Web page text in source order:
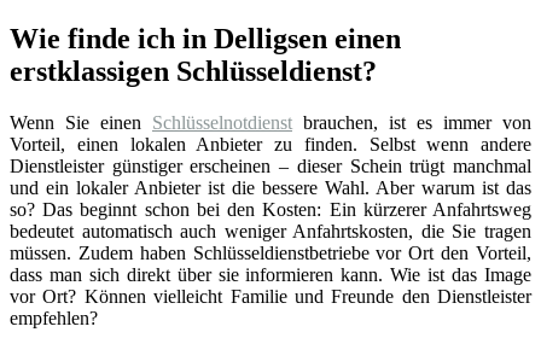
Wie finde ich in Delligsen einen
erstklassigen Schlüsseldienst?
Wenn Sie einen Schlüsselnotdienst brauchen, ist es immer von
Vorteil, einen lokalen Anbieter zu finden. Selbst wenn andere
Dienstleister günstiger erscheinen – dieser Schein trügt manchmal
und ein lokaler Anbieter ist die bessere Wahl. Aber warum ist das
so? Das beginnt schon bei den Kosten: Ein kürzerer Anfahrtsweg
bedeutet automatisch auch weniger Anfahrtskosten, die Sie tragen
müssen. Zudem haben Schlüsseldienstbetriebe vor Ort den Vorteil,
dass man sich direkt über sie informieren kann. Wie ist das Image
vor Ort? Können vielleicht Familie und Freunde den Dienstleister
empfehlen?